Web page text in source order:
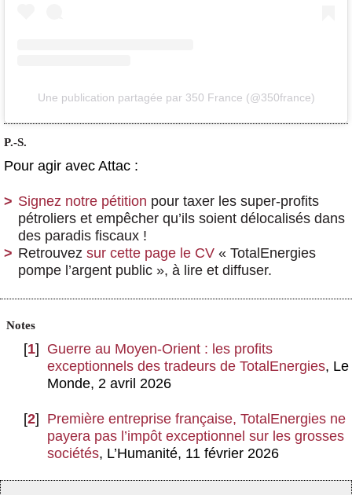
Une publication partagée par 350 France (@350france)
P.-S.
Pour agir avec Attac :
Signez notre pétition pour taxer les super-profits
pétroliers et empêcher qu’ils soient délocalisés dans
des paradis fiscaux !
Retrouvez sur cette page le CV « TotalEnergies
pompe l’argent public », à lire et diffuser.
Notes
[1]
Guerre au Moyen-Orient : les profits
exceptionnels des tradeurs de TotalEnergies, Le
Monde, 2 avril 2026
[2]
Première entreprise française, TotalEnergies ne
payera pas l’impôt exceptionnel sur les grosses
sociétés, L’Humanité, 11 février 2026